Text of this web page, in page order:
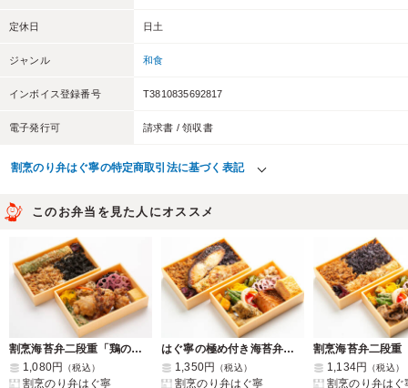
定休日 日土
ジャンル 和食
インボイス登録番号 T3810835692817
電子発行可 請求書 / 領収書
割烹のり弁はぐ寧の特定商取引法に基づく表記
このお弁当を見た人にオススメ
割烹海苔弁二段重「鶏の塩麹唐揚げ」
1,080円
（税込）
割烹のり弁はぐ寧
はぐ寧の極め付き海苔弁「かれいの利休揚げ&鯖のみりん干し」
1,350円
（税込）
割烹のり弁はぐ寧
1,134円 （税込）
割烹のり弁はぐ